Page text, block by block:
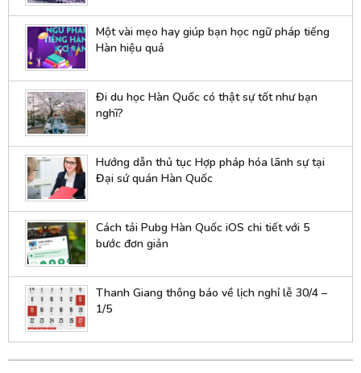
Một vài mẹo hay giúp bạn học ngữ pháp tiếng
Hàn hiệu quả
Đi du học Hàn Quốc có thật sự tốt như bạn
nghĩ?
Hướng dẫn thủ tục Hợp pháp hóa lãnh sự tại
Đại sứ quán Hàn Quốc
Cách tải Pubg Hàn Quốc iOS chi tiết với 5
bước đơn giản
Thanh Giang thông báo về lịch nghỉ lễ 30/4 –
1/5